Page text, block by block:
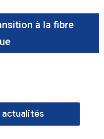
à la fibre
actualités